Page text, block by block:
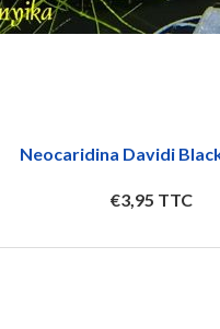
Neocaridina Davidi
€3,95 TTC